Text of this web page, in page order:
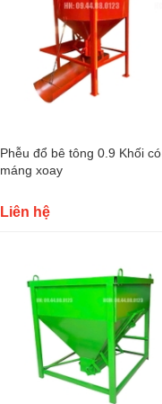
Phễu đổ bê tông 0.9 Khối có
máng xoay
Liên hệ